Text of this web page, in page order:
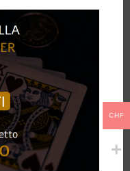
e sono accuratamente
esaminati dal pubblico.
tracker come display
vibrazionale.
a uno orizzontale e la
fino a 10 metri, con un
tramite vibrazione
dei dadi, con
CHF